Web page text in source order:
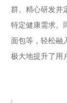
群。精心研发并
特定健康需求。
面包等，轻松融
极大地提升了用